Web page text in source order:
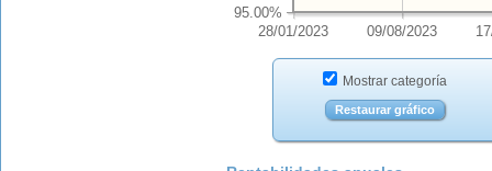
28/01/2023 09/08/2023
95.00%
Mostrar categoría
Restaurar gráfico